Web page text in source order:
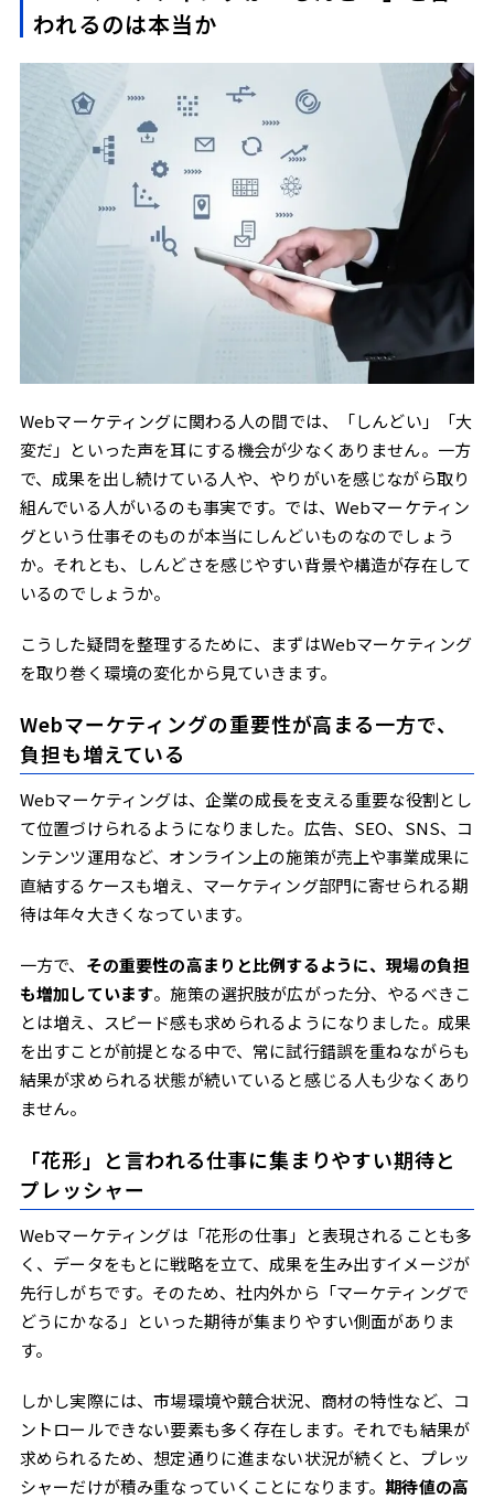
「今すぐ聞きたいが、問い合わせはしたくない」層の存在
ための考え方
施策を増やすより、成果につながる接点を見直す
マーケティングと営業を分断しない設計の重要性
問い合わせ前のコミュニケーションという視点
自動化だけでは対応しきれない営業領域がある
自動応答が向いている領域・向いていない領域
営業相談では柔軟な対話が求められる理由
人が対応することで解消できる不安や迷い
フォーム入力直前のユーザーと会話できる仕組み
フォーム完了後はIS部隊につなぐ役割分担
こうした接点づくりを支える取り組みの一例
まとめ｜Webマーケティングがしんどくなるかどう
かは「構造」で決まる
われるのは本当か
Webマーケティングに関わる人の間では、「しんどい」「大
変だ」といった声を耳にする機会が少なくありません。一方
で、成果を出し続けている人や、やりがいを感じながら取り
組んでいる人がいるのも事実です。では、Webマーケティン
グという仕事そのものが本当にしんどいものなのでしょう
か。それとも、しんどさを感じやすい背景や構造が存在して
いるのでしょうか。
こうした疑問を整理するために、まずはWebマーケティング
を取り巻く環境の変化から見ていきます。
Webマーケティングの重要性が高まる一方で、
負担も増えている
Webマーケティングは、企業の成長を支える重要な役割とし
て位置づけられるようになりました。広告、SEO、SNS、コ
ンテンツ運用など、オンライン上の施策が売上や事業成果に
直結するケースも増え、マーケティング部門に寄せられる期
待は年々大きくなっています。
一方で、 その重要性の高まりと比例するように、現場の負担
も増加しています。施策の選択肢が広がった分、やるべきこ
とは増え、スピード感も求められるようになりました。成果
を出すことが前提となる中で、常に試行錯誤を重ねながらも
結果が求められる状態が続いていると感じる人も少なくあり
ません。
「花形」と言われる仕事に集まりやすい期待と
プレッシャー
Webマーケティングは「花形の仕事」と表現されることも多
く、データをもとに戦略を立て、成果を生み出すイメージが
先行しがちです。そのため、社内外から「マーケティングで
どうにかなる」といった期待が集まりやすい側面がありま
す。
しかし実際には、市場環境や競合状況、商材の特性など、コ
ントロールできない要素も多く存在します。それでも結果が
求められるため、想定通りに進まない状況が続くと、プレッ
シャーだけが積み重なっていくことになります。期待値の高